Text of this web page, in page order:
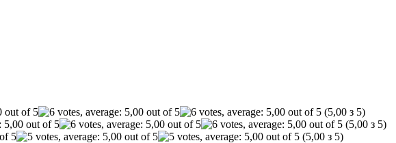
(5,00 з 5)
(5,00 з 5)
(5,00 з 5)